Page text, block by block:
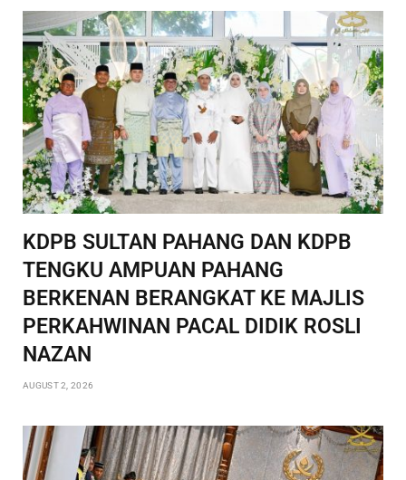
KDPB SULTAN PAHANG DAN KDPB
TENGKU AMPUAN PAHANG
BERKENAN BERANGKAT KE MAJLIS
PERKAHWINAN PACAL DIDIK ROSLI
NAZAN
AUGUST 2, 2026